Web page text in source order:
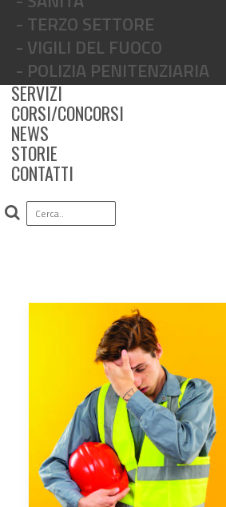
TERZO SETTORE
VIGILI DEL FUOCO
POLIZIA PENITENZIARIA
SERVIZI
CORSI/CONCORSI
NEWS
STORIE
CONTATTI
inca cgil